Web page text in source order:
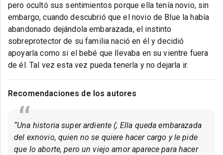
pero ocultó sus sentimientos porque ella tenía novio, sin
embargo, cuando descubrió que el novio de Blue la había
abandonado dejándola embarazada, el instinto
sobreprotector de su familia nació en él y decidió
apoyarla como si el bebé que llevaba en su vientre fuera
de él. Tal vez esta vez pueda tenerla y no dejarla ir.
Recomendaciones de los autores
“Una historia super ardiente (; Ella queda embarazada
del exnovio, quien no se quiere hacer cargo y le pide
que lo aborte, pero un viejo amor aparece para hacer